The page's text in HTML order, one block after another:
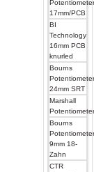
17mm/PCB
BI
Technology
16mm PCB
knurled
Bourns
24mm SRT
Marshall
Bourns
9mm 18-
Zahn
CTR